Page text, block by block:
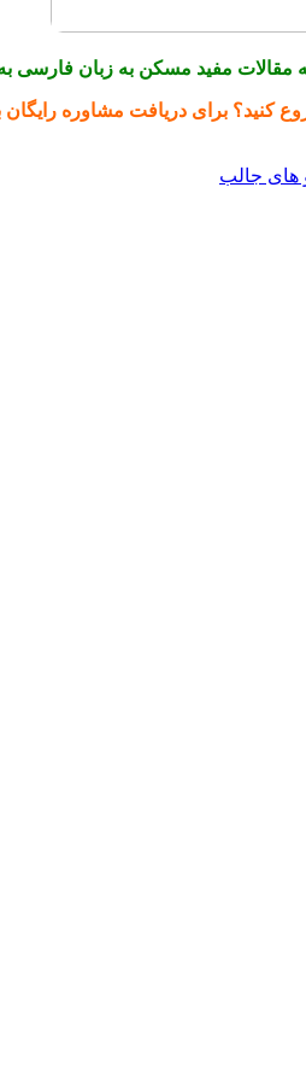
مقالات مفید مسکن به زبان فارسی
کنید؟ برای دریافت مشاوره رایگان
های جالب